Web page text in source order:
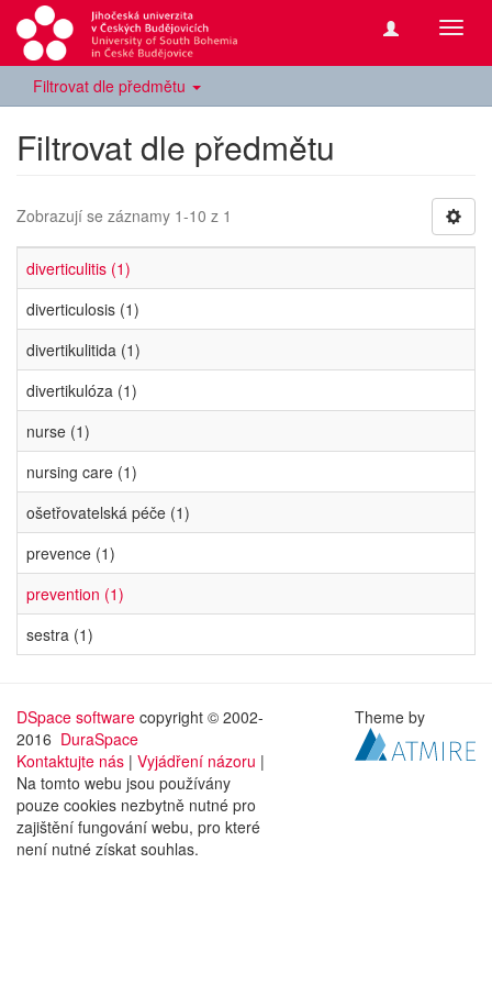
Filtrovat dle předmětu
Filtrovat dle předmětu
Zobrazují se záznamy 1-10 z 1
diverticulitis (1)
diverticulosis (1)
divertikulitida (1)
divertikulóza (1)
nurse (1)
nursing care (1)
ošetřovatelská péče (1)
prevence (1)
prevention (1)
sestra (1)
DSpace software copyright © 2002-
2016 DuraSpace
Kontaktujte nás | Vyjádření názoru |
Na tomto webu jsou používány
pouze cookies nezbytně nutné pro
zajištění fungování webu, pro které
není nutné získat souhlas.
Theme by